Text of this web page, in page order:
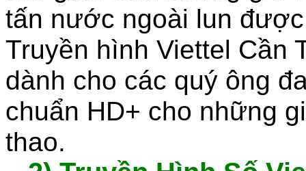
tấn nước ngoài lun
Truyền hình Viettel Cần
dành cho các quý ông
chuẩn HD+ cho những
thao.